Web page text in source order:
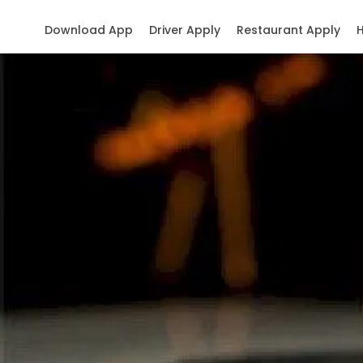
Restaurant Apply
Driver Apply
Download App